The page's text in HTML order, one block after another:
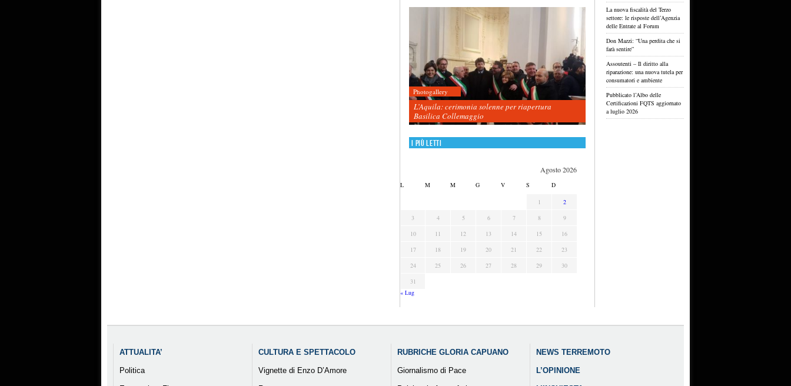
Photogallery
L’Aquila: cerimonia solenne per riapertura
Basilica Collemaggio
I più letti
Agosto 2026
L M M G V S D
1
2
3
4 5 6 7 8
9
10
11 12 13 14 15
16
17
18 19 20 21 22
23
24
25 26 27 28 29
30
31
« Lug
La nuova fiscalità del Terzo
settore: le risposte dell’Agenzia
delle Entrate al Forum
Don Mazzi: “Una perdita che si
farà sentire”
Assoutenti – Il diritto alla
riparazione: una nuova tutela per
consumatori e ambiente
Pubblicato l’Albo delle
Certificazioni FQTS aggiornato
a luglio 2026
ATTUALITA’
Politica
CULTURA E SPETTACOLO
Vignette di Enzo D’Amore
RUBRICHE GLORIA CAPUANO
Giornalismo di Pace
NEWS TERREMOTO
L’OPINIONE